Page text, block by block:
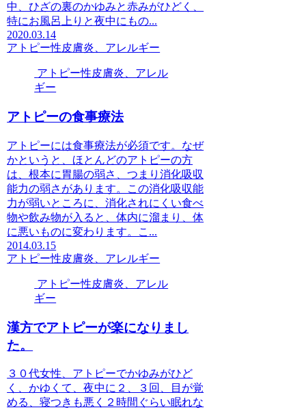
中、ひざの裏のかゆみと赤みがひどく、
特にお風呂上りと夜中にもの...
2020.03.14
アトピー性皮膚炎、アレルギー
アトピー性皮膚炎、アレル
ギー
アトピーの食事療法
アトピーには食事療法が必須です。なぜ
かというと、ほとんどのアトピーの方
は、根本に胃腸の弱さ、つまり消化吸収
能力の弱さがあります。この消化吸収能
力が弱いところに、消化されにくい食べ
物や飲み物が入ると、体内に溜まり、体
に悪いものに変わります。こ...
2014.03.15
アトピー性皮膚炎、アレルギー
アトピー性皮膚炎、アレル
ギー
漢方でアトピーが楽になりまし
た。
３０代女性、アトピーでかゆみがひど
く、かゆくて、夜中に２、３回、目が覚
める、寝つきも悪く２時間ぐらい眠れな